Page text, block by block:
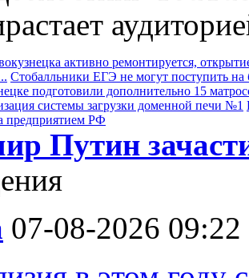
активно ремонтируется,
Стобалльники ЕГЭ не могут поступить
подготовили дополнительно 15
системы загрузки доменной печи №1
предприятием РФ
Путин
07-08-2026 09:22